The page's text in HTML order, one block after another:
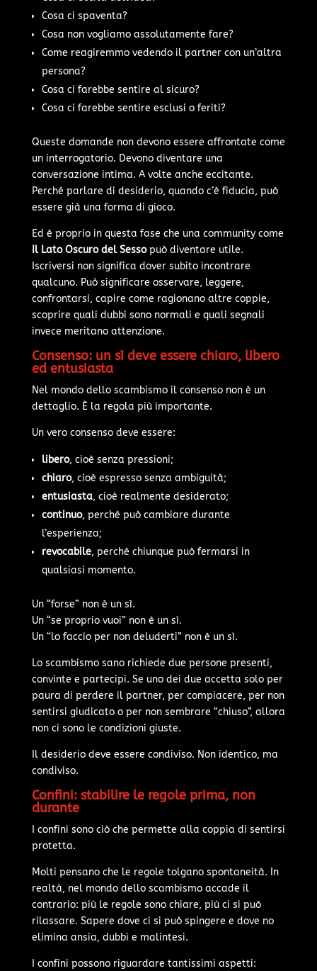
Cosa ci spaventa?
Cosa non vogliamo assolutamente fare?
Come reagiremmo vedendo il partner con un’altra
persona?
Cosa ci farebbe sentire al sicuro?
Cosa ci farebbe sentire esclusi o feriti?
Queste domande non devono essere affrontate come
un interrogatorio. Devono diventare una
conversazione intima. A volte anche eccitante.
Perché parlare di desiderio, quando c’è fiducia, può
essere già una forma di gioco.
Ed è proprio in questa fase che una community come
Il Lato Oscuro del Sessopuò diventare utile.
Iscriversi non significa dover subito incontrare
qualcuno. Può significare osservare, leggere,
confrontarsi, capire come ragionano altre coppie,
scoprire quali dubbi sono normali e quali segnali
invece meritano attenzione.
Consenso: un sì deve essere chiaro, libero
ed entusiasta
Nel mondo dello scambismo il consenso non è un
dettaglio. È la regola più importante.
Un vero consenso deve essere:
libero, cioè senza pressioni;
chiaro, cioè espresso senza ambiguità;
entusiasta, cioè realmente desiderato;
continuo, perché può cambiare durante
l’esperienza;
revocabile, perché chiunque può fermarsi in
qualsiasi momento.
Un “forse” non è un sì.
Un “se proprio vuoi” non è un sì.
Un “lo faccio per non deluderti” non è un sì.
Lo scambismo sano richiede due persone presenti,
convinte e partecipi. Se uno dei due accetta solo per
paura di perdere il partner, per compiacere, per non
sentirsi giudicato o per non sembrare “chiuso”, allora
non ci sono le condizioni giuste.
Il desiderio deve essere condiviso. Non identico, ma
condiviso.
Confini: stabilire le regole prima, non
durante
I confini sono ciò che permette alla coppia di sentirsi
protetta.
Molti pensano che le regole tolgano spontaneità. In
realtà, nel mondo dello scambismo accade il
contrario: più le regole sono chiare, più ci si può
rilassare. Sapere dove ci si può spingere e dove no
elimina ansia, dubbi e malintesi.
I confini possono riguardare tantissimi aspetti: